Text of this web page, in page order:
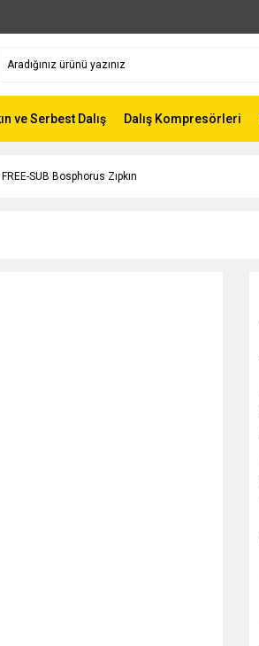
ve Serbest Dalış Dalış Kompresörleri
FREE-SUB Bosphorus Zıpkın